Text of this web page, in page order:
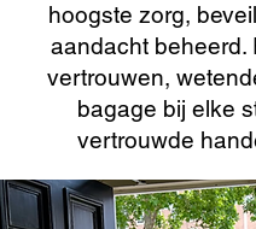
hoogste zorg,
aandacht beheerd.
vertrouwen,
bagage bij elke
vertrouwde